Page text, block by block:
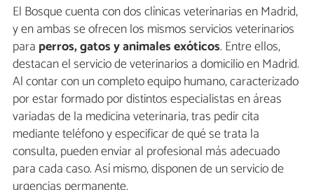
El Bosque cuenta con dos clínicas veterinarias en Madrid,
y en ambas se ofrecen los mismos servicios veterinarios
para perros, gatos y animales exóticos. Entre ellos,
destacan el servicio de veterinarios a domicilio en Madrid.
Al contar con un completo equipo humano, caracterizado
por estar formado por distintos especialistas en áreas
variadas de la medicina veterinaria, tras pedir cita
mediante teléfono y especificar de qué se trata la
consulta, pueden enviar al profesional más adecuado
para cada caso. Así mismo, disponen de un servicio de